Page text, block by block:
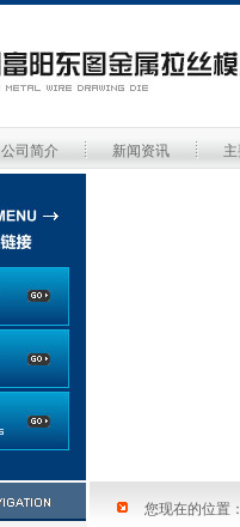
公司简介 新闻资讯
您现在的位置：